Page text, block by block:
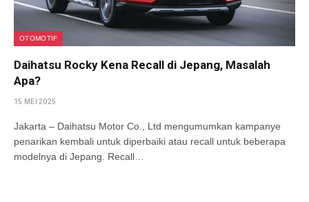
OTOMOTIF
Daihatsu Rocky Kena Recall di Jepang, Masalah
Apa?
15 MEI 2025
Jakarta – Daihatsu Motor Co., Ltd mengumumkan kampanye
penarikan kembali untuk diperbaiki atau recall untuk beberapa
modelnya di Jepang. Recall…